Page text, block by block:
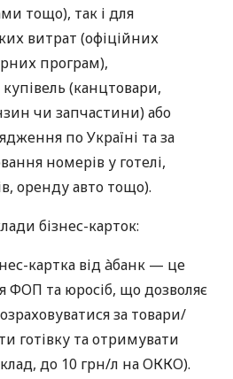
тощо), так і для
витрат (офіційних
програм),
(канцтовари,
чи запчастини) або
по Україні та за
номерів у готелі,
оренду авто тощо).
бізнес-карток:
картка від àбанк — це
ФОП та юросіб, що дозволяє
за товари/
готівку та отримувати
до 10 грн/л на ОККО).